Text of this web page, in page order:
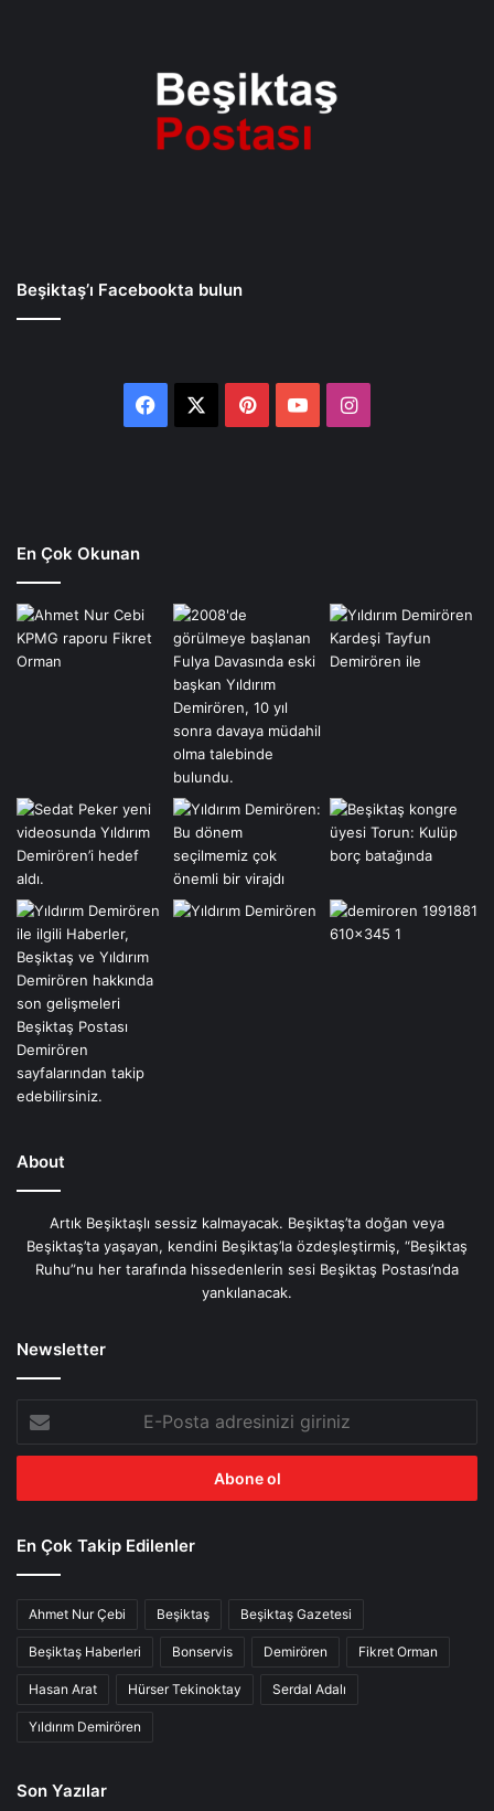
Beşiktaş’ı Facebookta bulun
Facebook PinterestYouTubeInstagram
En Çok Okunan
About
Artık Beşiktaşlı sessiz kalmayacak. Beşiktaş’ta doğan veya
Beşiktaş’ta yaşayan, kendini Beşiktaş’la özdeşleştirmiş, “Beşiktaş
Ruhu”nu her tarafında hissedenlerin sesi Beşiktaş Postası’nda
yankılanacak.
Newsletter
Posta
adresinizi
En Çok Takip Edilenler
Ahmet Nur Çebi Beşiktaş Beşiktaş Gazetesi
Beşiktaş Haberleri Bonservis Demirören Fikret Orman
Hasan Arat Hürser Tekinoktay Serdal Adalı
Yıldırım Demirören
Son Yazılar